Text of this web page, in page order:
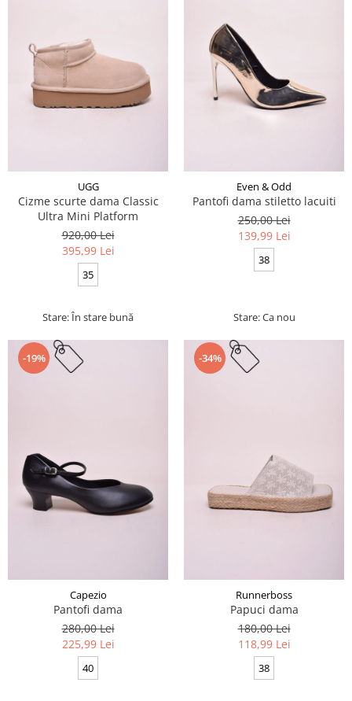
UGG
Cizme scurte dama Classic
Ultra Mini Platform
920,00 Lei
395,99 Lei
35
Stare: În stare bună
Even & Odd
Pantofi dama stiletto lacuiti
250,00 Lei
139,99 Lei
38
Stare: Ca nou
-19%
Capezio
Pantofi dama
280,00 Lei
225,99 Lei
40
-34%
Runnerboss
Papuci dama
180,00 Lei
118,99 Lei
38